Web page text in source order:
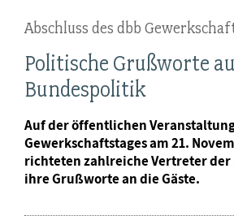
Abschluss des dbb
Politische Grußworte
Bundespolitik
Auf der öffentlichen
Gewerkschaftstages am 21.
richteten zahlreiche Vertreter
ihre Grußworte an die Gäste.